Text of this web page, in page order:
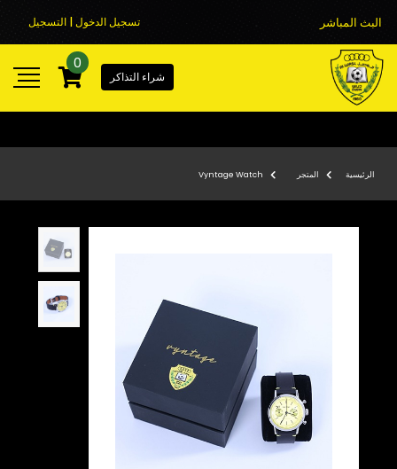
البث المباشر تسجيل الدخول | التسجيل
شراء التذاكر
0
الرئيسية المتجر Vyntage Watch